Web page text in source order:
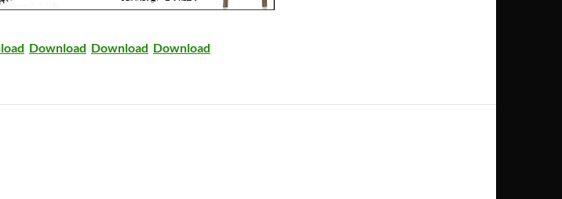
Download Download Download